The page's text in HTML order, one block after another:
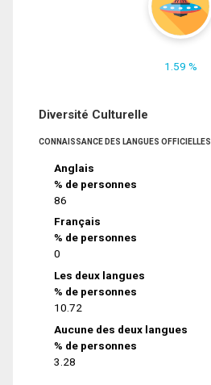
1.59 %
Diversité Culturelle
CONNAISSANCE DES LANGUES OFFICIELLES
Anglais
% de personnes
86
Français
% de personnes
0
Les deux langues
% de personnes
10.72
Aucune des deux langues
% de personnes
3.28